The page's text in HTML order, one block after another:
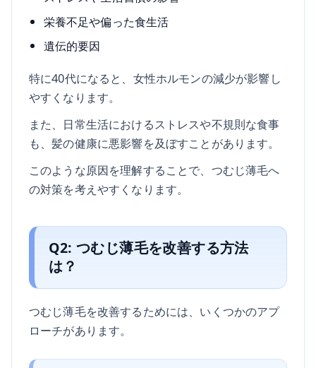
栄養不足や偏った食生活
遺伝的要因
特に40代になると、女性ホルモンの減少が影響し
やすくなります。
また、日常生活におけるストレスや不規則な食事
も、髪の健康に悪影響を及ぼすことがあります。
このような原因を理解することで、つむじ薄毛へ
の対策を考えやすくなります。
Q2: つむじ薄毛を改善する方法
は？
つむじ薄毛を改善するためには、いくつかのアプ
ローチがあります。